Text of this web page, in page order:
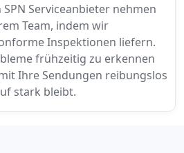
Serviceanbieter nehmen
Team, indem wir
Inspektionen liefern.
frühzeitig zu erkennen
Ihre Sendungen reibungslos
stark bleibt.